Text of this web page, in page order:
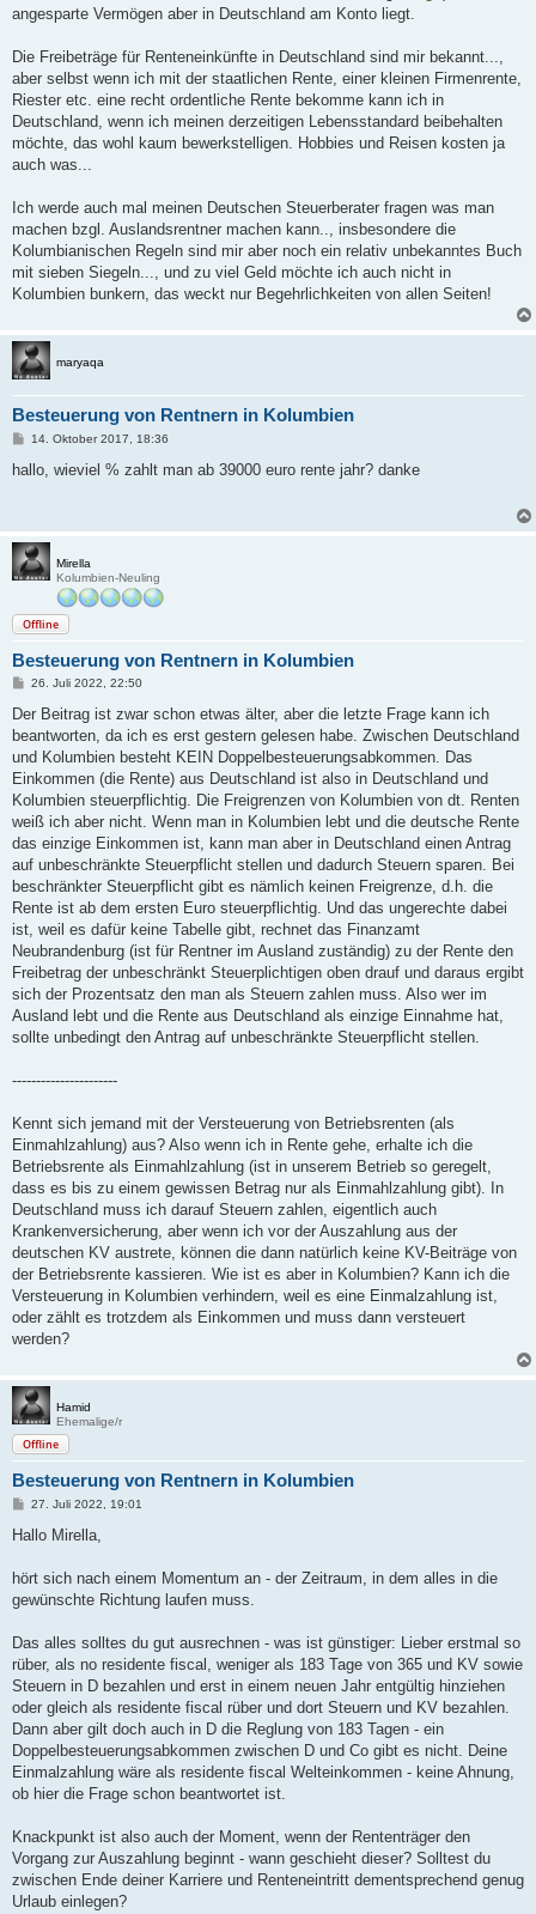
angesparte Vermögen aber in Deutschland am Konto liegt.
Die Freibeträge für Renteneinkünfte in Deutschland sind mir bekannt...,
aber selbst wenn ich mit der staatlichen Rente, einer kleinen Firmenrente,
Riester etc. eine recht ordentliche Rente bekomme kann ich in
Deutschland, wenn ich meinen derzeitigen Lebensstandard beibehalten
möchte, das wohl kaum bewerkstelligen. Hobbies und Reisen kosten ja
auch was...
Ich werde auch mal meinen Deutschen Steuerberater fragen was man
machen bzgl. Auslandsrentner machen kann.., insbesondere die
Kolumbianischen Regeln sind mir aber noch ein relativ unbekanntes Buch
mit sieben Siegeln..., und zu viel Geld möchte ich auch nicht in
Kolumbien bunkern, das weckt nur Begehrlichkeiten von allen Seiten!
maryaqa
Besteuerung von Rentnern in Kolumbien
B
i
14. Oktober 2017, 18:36
hallo, wieviel % zahlt man ab 39000 euro rente jahr? danke
Mirella
Kolumbien-Neuling
Offline
Besteuerung von Rentnern in Kolumbien
B
i
r
a
26. Juli 2022, 22:50
Der Beitrag ist zwar schon etwas älter, aber die letzte Frage kann ich
beantworten, da ich es erst gestern gelesen habe. Zwischen Deutschland
und Kolumbien besteht KEIN Doppelbesteuerungsabkommen. Das
Einkommen (die Rente) aus Deutschland ist also in Deutschland und
Kolumbien steuerpflichtig. Die Freigrenzen von Kolumbien von dt. Renten
weiß ich aber nicht. Wenn man in Kolumbien lebt und die deutsche Rente
das einzige Einkommen ist, kann man aber in Deutschland einen Antrag
auf unbeschränkte Steuerpflicht stellen und dadurch Steuern sparen. Bei
beschränkter Steuerpflicht gibt es nämlich keinen Freigrenze, d.h. die
Rente ist ab dem ersten Euro steuerpflichtig. Und das ungerechte dabei
ist, weil es dafür keine Tabelle gibt, rechnet das Finanzamt
Neubrandenburg (ist für Rentner im Ausland zuständig) zu der Rente den
Freibetrag der unbeschränkt Steuerplichtigen oben drauf und daraus ergibt
sich der Prozentsatz den man als Steuern zahlen muss. Also wer im
Ausland lebt und die Rente aus Deutschland als einzige Einnahme hat,
sollte unbedingt den Antrag auf unbeschränkte Steuerpflicht stellen.
----------------------
Kennt sich jemand mit der Versteuerung von Betriebsrenten (als
Einmahlzahlung) aus? Also wenn ich in Rente gehe, erhalte ich die
Betriebsrente als Einmahlzahlung (ist in unserem Betrieb so geregelt,
dass es bis zu einem gewissen Betrag nur als Einmahlzahlung gibt). In
Deutschland muss ich darauf Steuern zahlen, eigentlich auch
Krankenversicherung, aber wenn ich vor der Auszahlung aus der
deutschen KV austrete, können die dann natürlich keine KV-Beiträge von
der Betriebsrente kassieren. Wie ist es aber in Kolumbien? Kann ich die
Versteuerung in Kolumbien verhindern, weil es eine Einmalzahlung ist,
oder zählt es trotzdem als Einkommen und muss dann versteuert
werden?
Hamid
Ehemalige/r
Offline
Besteuerung von Rentnern in Kolumbien
B
i
a
27. Juli 2022, 19:01
Hallo Mirella,
hört sich nach einem Momentum an - der Zeitraum, in dem alles in die
gewünschte Richtung laufen muss.
Das alles solltes du gut ausrechnen - was ist günstiger: Lieber erstmal so
rüber, als no residente fiscal, weniger als 183 Tage von 365 und KV sowie
Steuern in D bezahlen und erst in einem neuen Jahr entgültig hinziehen
oder gleich als residente fiscal rüber und dort Steuern und KV bezahlen.
Dann aber gilt doch auch in D die Reglung von 183 Tagen - ein
Doppelbesteuerungsabkommen zwischen D und Co gibt es nicht. Deine
Einmalzahlung wäre als residente fiscal Welteinkommen - keine Ahnung,
ob hier die Frage schon beantwortet ist.
Knackpunkt ist also auch der Moment, wenn der Rententräger den
Vorgang zur Auszahlung beginnt - wann geschieht dieser? Solltest du
zwischen Ende deiner Karriere und Renteneintritt dementsprechend genug
Urlaub einlegen?